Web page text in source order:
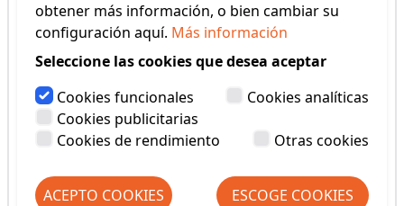
obtener más información, o bien cambiar su
configuración aquí. Más información
Seleccione las cookies que desea aceptar
Cookies funcionales
Cookies analíticas
Cookies publicitarias
Cookies de rendimiento
Otras cookies
ACEPTO COOKIES ESCOGE COOKIES